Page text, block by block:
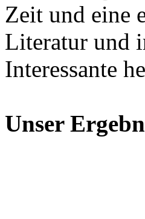
Zeit und eine
Literatur und
Interessante
Unser